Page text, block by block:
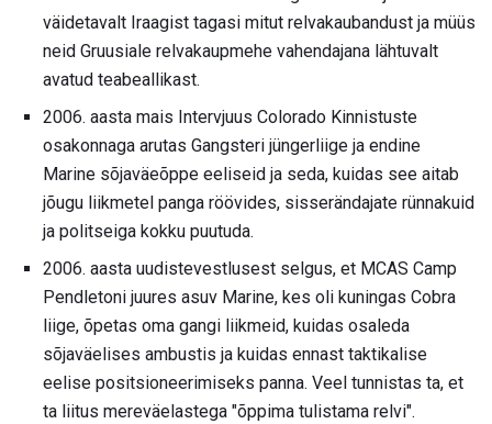
väidetavalt Iraagist tagasi mitut relvakaubandust ja müüs
neid Gruusiale relvakaupmehe vahendajana lähtuvalt
avatud teabeallikast.
2006. aasta mais Intervjuus Colorado Kinnistuste
osakonnaga arutas Gangsteri jüngerliige ja endine
Marine sõjaväeõppe eeliseid ja seda, kuidas see aitab
jõugu liikmetel panga röövides, sisserändajate rünnakuid
ja politseiga kokku puutuda.
2006. aasta uudistevestlusest selgus, et MCAS Camp
Pendletoni juures asuv Marine, kes oli kuningas Cobra
liige, õpetas oma gangi liikmeid, kuidas osaleda
sõjaväelises ambustis ja kuidas ennast taktikalise
eelise positsioneerimiseks panna. Veel tunnistas ta, et
ta liitus mereväelastega "õppima tulistama relvi".